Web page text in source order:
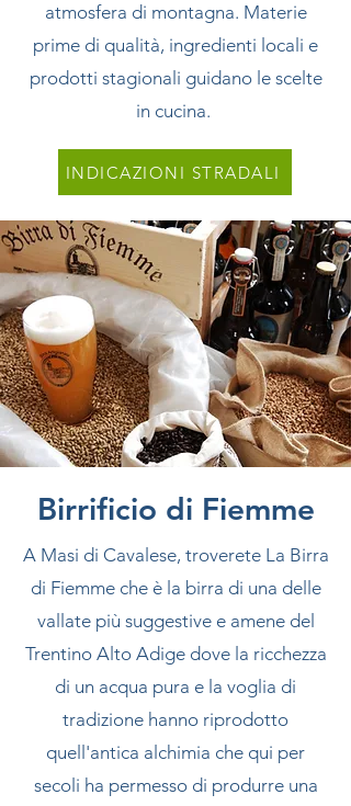
atmosfera di montagna. Materie
prime di qualità, ingredienti locali e
prodotti stagionali guidano le scelte
in cucina.
INDICAZIONI STRADALI
Birrificio di Fiemme
A Masi di Cavalese, troverete La Birra
di Fiemme che è la birra di una delle
vallate più suggestive e amene del
Trentino Alto Adige dove la ricchezza
di un acqua pura e la voglia di
tradizione hanno riprodotto
quell'antica alchimia che qui per
secoli ha permesso di produrre una